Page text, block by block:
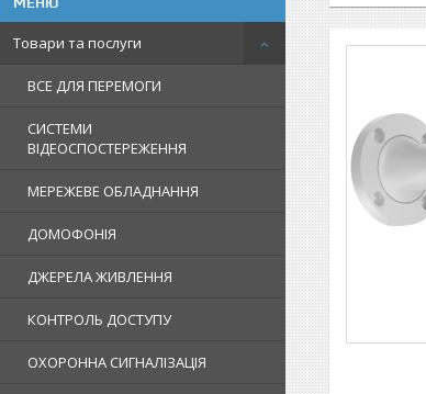
Товари та послуги
ВСЕ ДЛЯ ПЕРЕМОГИ
СИСТЕМИ
ВІДЕОСПОСТЕРЕЖЕННЯ
МЕРЕЖЕВЕ ОБЛАДНАННЯ
ДОМОФОНІЯ
ДЖЕРЕЛА ЖИВЛЕННЯ
КОНТРОЛЬ ДОСТУПУ
ОХОРОННА СИГНАЛІЗАЦІЯ